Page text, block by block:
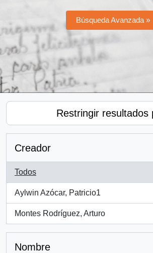
Búsqueda Avanzada »
Restringir resultados
Creador
Todos
Aylwin Azócar, Patricio1
, 1 resultados
Montes Rodríguez, Arturo
, 1 resultados
Nombre